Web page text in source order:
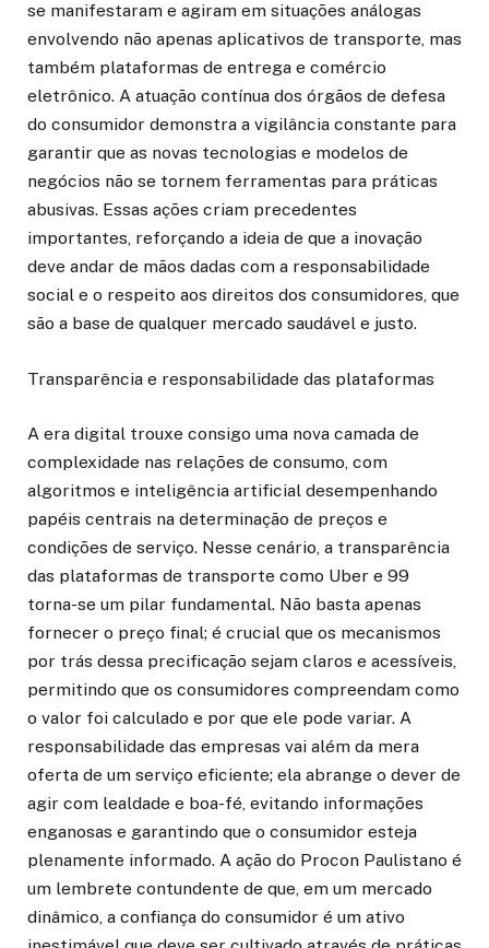
se manifestaram e agiram em situações análogas
envolvendo não apenas aplicativos de transporte, mas
também plataformas de entrega e comércio
eletrônico. A atuação contínua dos órgãos de defesa
do consumidor demonstra a vigilância constante para
garantir que as novas tecnologias e modelos de
negócios não se tornem ferramentas para práticas
abusivas. Essas ações criam precedentes
importantes, reforçando a ideia de que a inovação
deve andar de mãos dadas com a responsabilidade
social e o respeito aos direitos dos consumidores, que
são a base de qualquer mercado saudável e justo.
Transparência e responsabilidade das plataformas
A era digital trouxe consigo uma nova camada de
complexidade nas relações de consumo, com
algoritmos e inteligência artificial desempenhando
papéis centrais na determinação de preços e
condições de serviço. Nesse cenário, a transparência
das plataformas de transporte como Uber e 99
torna-se um pilar fundamental. Não basta apenas
fornecer o preço final; é crucial que os mecanismos
por trás dessa precificação sejam claros e acessíveis,
permitindo que os consumidores compreendam como
o valor foi calculado e por que ele pode variar. A
responsabilidade das empresas vai além da mera
oferta de um serviço eficiente; ela abrange o dever de
agir com lealdade e boa-fé, evitando informações
enganosas e garantindo que o consumidor esteja
plenamente informado. A ação do Procon Paulistano é
um lembrete contundente de que, em um mercado
dinâmico, a confiança do consumidor é um ativo